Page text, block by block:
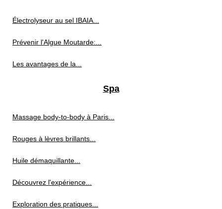
Électrolyseur au sel IBAIA...
Prévenir l'Algue Moutarde:...
Les avantages de la...
Spa
Massage body-to-body à Paris...
Rouges à lèvres brillants...
Huile démaquillante...
Découvrez l'expérience...
Exploration des pratiques...